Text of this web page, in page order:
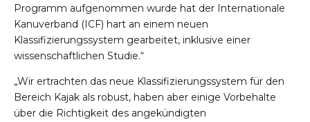
Programm aufgenommen wurde hat der Internationale
Kanuverband (ICF) hart an einem neuen
Klassifizierungssystem gearbeitet, inklusive einer
wissenschaftlichen Studie.“
„Wir ertrachten das neue Klassifizierungssystem für den
Bereich Kajak als robust, haben aber einige Vorbehalte
über die Richtigkeit des angekündigten